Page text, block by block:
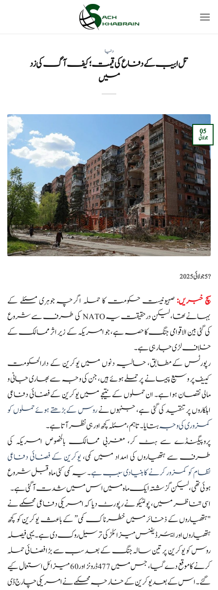
دنیا
تل ابیب کے دفاع کی قیمت؛ کیف آگ کی زد
میں
05
جولائی
?️5 جولائی 2025
سچ خبریں:صہیونیست حکومت کا حملہ اگرچہ جوہری مسئلے کے
بہانے تھا، لیکن درحقیقت یہ NATO کی طرف سے شروع
کی گئی بین الاقوامی جنگ کا حصہ ہے، جو امریکہ کے زیر اثر ممالک کے
خلاف لڑی جا رہی ہے۔
رپورٹس کے مطابق، حالیہ دنوں میں یوکرین کے دارالحکومت
کییف پر وسیع پیمانے پر حملے ہوئے ہیں، جن کی وجہ سے بھاری جانی و
مالی نقصان ہوا ہے۔ ان حملوں کے نتیجے میں یوکرین کے فضائی دفاعی
اہلکاروں پر تنقید کی گئی ہے، جنہوں نےروس کے بڑھتے ہوئے حملوں کو
کمزوری کی وجہبتایا۔ تاہم، مسئلہ کچھ اور ہی نظر آتا ہے۔
پروپیگنڈے سے ہٹ کر، مغربی ممالک بالخصوص امریکہ کی
طرف سے ہتھیاروں کی امداد میں کمی،یوکرین کے فضائی دفاعی
نظام کو کمزور کرنے کا بنیادی سبب ہے۔ یہ کمی کئی ماہ قبل شروع
ہوئی تھی، لیکن گزشتہ ایک ماہ میں اس میں شدت آ گئی ہے۔
اسی تناظر میں، پولٹیکو نے رپورٹ دیا کہ امریکی دفاعی محکمے نے
"ہتھیاروں کے ذخائر میں خطرناک کمی” کے باعث یوکرین کو کچھ
ہتھیاروں اور ایئر ڈیفنس میزائلز کی ترسیل روک دی ہے۔ یہی فیصلہ
روس کو یوکرین پر تین سالہ جنگ کے بعد سب سے بڑا فضائی حملہ
کرنے کا موقع دے گیا، جس میں 477 ڈرونز اور 60 میزائل استعمال کیے
گئے۔ اس کے بعد یوکرین کے خارجہ محکمے نے امریکی چارج ڈی